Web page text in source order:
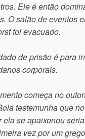
Ele é então
O salão de eventos
foi evacuado.
de prisão é para
corporais.
começa no
testemunha que
ela se apaixonou
vez por um